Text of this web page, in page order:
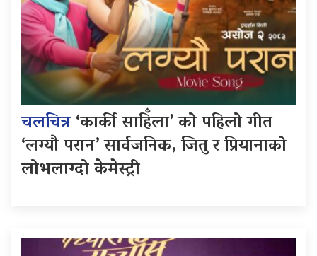
चलचित्र‘कार्की साहिँला’ को पहिलो गीत
‘लग्यौ परान’ सार्वजनिक, जितु र प्रियानाको
लोभलाग्दो केमेस्ट्री